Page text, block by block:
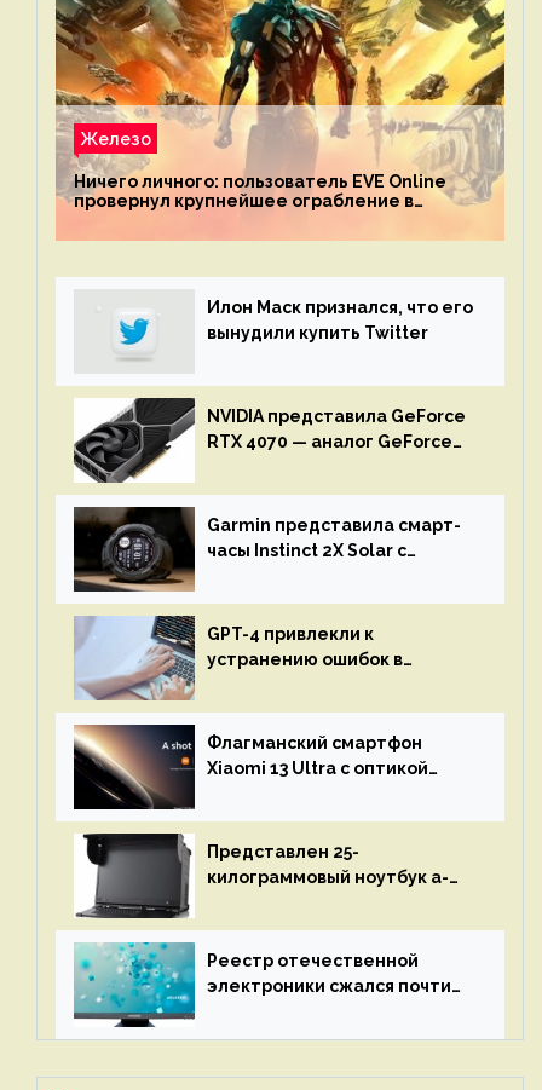
Железо
Ничего личного: пользователь EVE Online
провернул крупнейшее ограбление в
механике
Илон Маск признался, что его
вынудили купить Twitter
NVIDIA представила GeForce
RTX 4070 — аналог GeForce
Garmin представила смарт-
часы Instinct 2X Solar с
GPT-4 привлекли к
устранению ошибок в
остановится до полного
восстановления кода и
объяснит, что пошло не так
Флагманский смартфон
Xiaomi 13 Ultra с оптикой
представят 18 апреля
Представлен 25-
килограммовый ноутбук a-
до 3 Тбайт DDR5 и шесть
дисплеев
Реестр отечественной
электроники сжался почти